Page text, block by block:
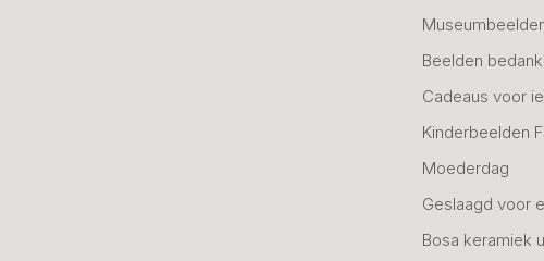
Beelden
Cadeaus voor
Kinderbeelden
Moederdag
Geslaagd voor
Bosa keramiek